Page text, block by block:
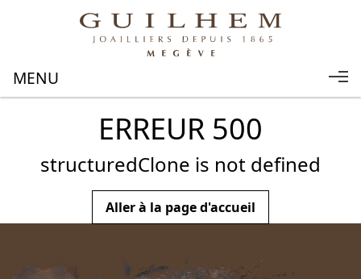
ERREUR 500
structuredClone is not defined
Aller à la page d'accueil